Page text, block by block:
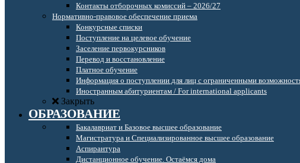
Контакты отборочных комиссий – 2026/27
Нормативно-правовое обеспечение приема
Конкурсные списки
Поступление на целевое обучение
Заселение первокурсников
Перевод и восстановление
Платное обучение
Информация о поступлении для лиц с ограниченными
Иностранным абитуриентам / For international applicants
Закрыть
ОБРАЗОВАНИЕ
Бакалавриат и Базовое высшее образование
Магистратура и Специализированное высшее образование
Аспирантура
Дистанционное обучение. Остаёмся дома